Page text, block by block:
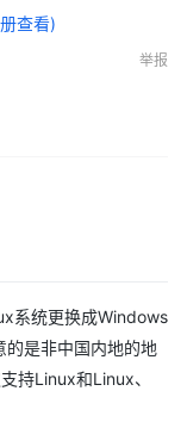
查看)
举报
系统更换成Windows
是非中国内地的地
持Linux和Linux、